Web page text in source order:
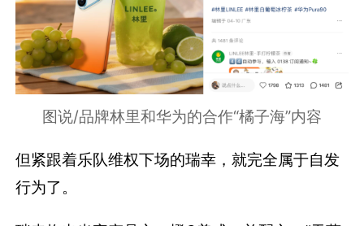
图说/品牌林里和华为的合作“橘子海”内容
但紧跟着乐队维权下场的瑞幸，就完全属于自发
行为了。